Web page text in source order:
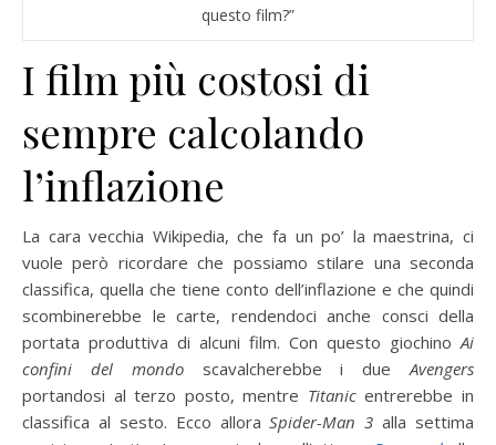
questo film?”
I film più costosi di
sempre calcolando
l’inflazione
La cara vecchia Wikipedia, che fa un po’ la maestrina, ci
vuole però ricordare che possiamo stilare una seconda
classifica, quella che tiene conto dell’inflazione e che quindi
scombinerebbe le carte, rendendoci anche consci della
portata produttiva di alcuni film. Con questo giochino Ai
confini del mondoscavalcherebbe i dueAvengers
portandosi al terzo posto, mentre Titanicentrerebbe in
classifica al sesto. Ecco alloraSpider-Man 3 alla settima